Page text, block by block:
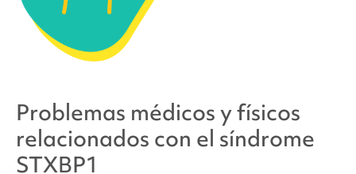
Problemas médicos y físicos
relacionados con el síndrome
STXBP1